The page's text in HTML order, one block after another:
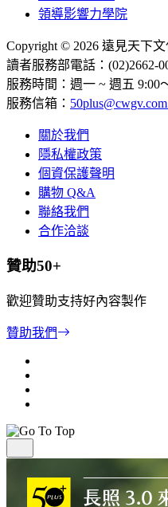
領導影響力學院
Copyright © 2026 遠見天下
讀者服務部電話：(02)2662-
服務時間：週一 ~ 週五 9:00
服務信箱：
關於我們
隱私權政策
個資保護聲明
購物 Q&A
聯絡我們
合作洽談
贊助50+
歡迎贊助支持好內容製作
贊助我們